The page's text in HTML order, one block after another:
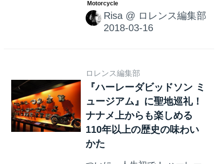
の自社ブースにて、ハーレー
ダビッドソン正規ディーラー
のNo.1カスタムビルダーを一
結果を発表。
Risa @ ロレンス編集部
ロレンス編集部
『ハーレーダビッドソン ミ
ュージアム』に聖地巡礼！
ナナメ上からも楽しめる
110年以上の歴史の味わい
かた